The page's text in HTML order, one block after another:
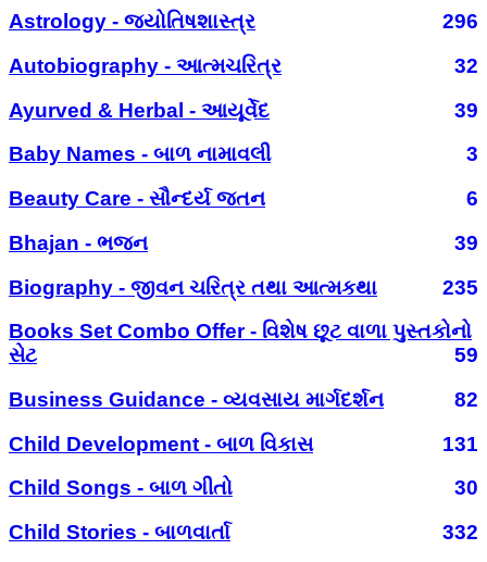
Astrology - જ્યોતિષશાસ્ત્ર
296
Autobiography - આત્મચરિત્ર
32
Ayurved & Herbal - આયૂર્વેદ
39
Baby Names - બાળ નામાવલી
3
Beauty Care - સૌન્દર્ય જતન
6
Bhajan - ભજન
39
Biography - જીવન ચરિત્ર તથા આત્મકથા
235
Books Set Combo Offer - વિશેષ છૂટ વાળા પુસ્તકોનો
સેટ
59
Business Guidance - વ્યવસાય માર્ગદર્શન
82
Child Development - બાળ વિકાસ
131
Child Songs - બાળ ગીતો
30
Child Stories - બાળવાર્તા
332